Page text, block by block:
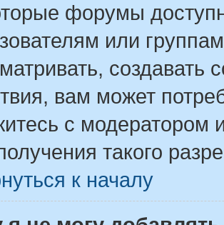
форумы
или
создавать
вам может
с модератором
такого
к началу